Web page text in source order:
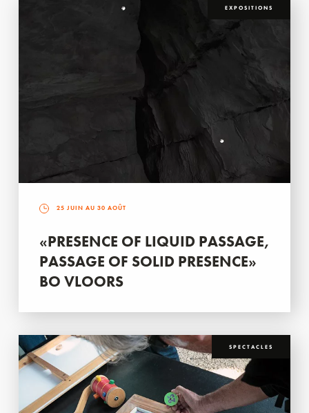
EXPOSITIONS
25 JUIN AU 30 AOÛT
«PRESENCE OF LIQUID PASSAGE,
PASSAGE OF SOLID PRESENCE»
BO VLOORS
SPECTACLES